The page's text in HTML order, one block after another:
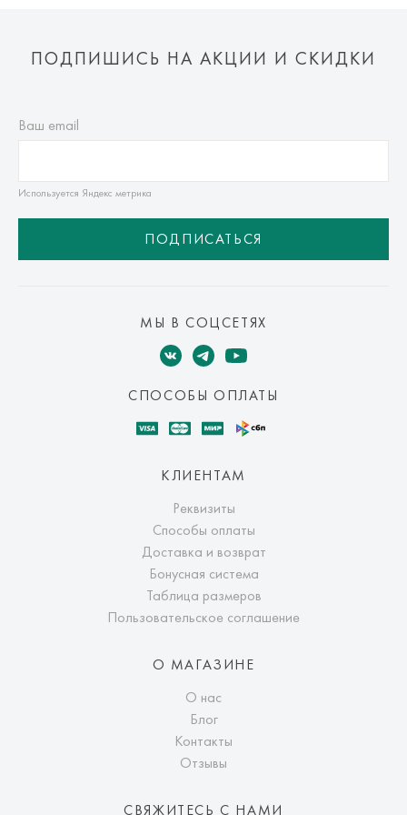
ПОДПИШИСЬ НА АКЦИИ И СКИДКИ
Ваш email
Используется Яндекс метрика
ПОДПИСАТЬСЯ
МЫ В СОЦСЕТЯХ
СПОСОБЫ ОПЛАТЫ
КЛИЕНТАМ
Реквизиты
Способы оплаты
Доставка и возврат
Бонусная система
Таблица размеров
Пользовательское соглашение
О МАГАЗИНЕ
О нас
Блог
Контакты
Отзывы
СВЯЖИТЕСЬ С НАМИ